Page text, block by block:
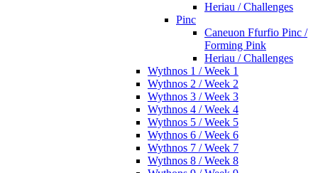
Heriau / Challenges
Pinc
Caneuon Ffurfio Pinc /
Forming Pink
Heriau / Challenges
Wythnos 1 / Week 1
Wythnos 2 / Week 2
Wythnos 3 / Week 3
Wythnos 4 / Week 4
Wythnos 5 / Week 5
Wythnos 6 / Week 6
Wythnos 7 / Week 7
Wythnos 8 / Week 8